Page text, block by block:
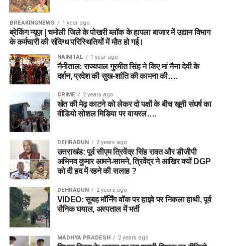
BREAKINGNEWS 1 year ago
ब्रेकिंग न्यूज़ | चमोली जिले के पोखरी ब्लॉक के हापला बाजार में उद्यान विभाग
के कर्मचारी की संदिग्ध परिस्थितियों में मौत हो गई।
NAINITAL 1 year ago
नैनीताल: राज्यपाल गुरमीत सिंह ने किए मां नैना देवी के
दर्शन, प्रदेश की सुख-शांति की कामना की….
CRIME 2 years ago
खेत की मेढ़ काटने को लेकर दो पक्षों के बीच खूनी संघर्ष का
वीडियो सोशल मिडिया पर वायरल….
DEHRADUN 2 years ago
उत्तराखंड: पूर्व सीएम त्रिवेंद्र सिंह रावत और डीजीपी
अभिनव कुमार आमने-सामने, त्रिवेंद्र ने आखिर क्यों DGP
को दी हद में रहने की सलाह ?
DEHRADUN 2 years ago
VIDEO: सुबह मॉर्निंग वॉक पर हाइवे पर निकला हाथी, पूर्व
सैनिक घयाल, अस्पताल में भर्ती
MADHYA PRADESH 2 years ago